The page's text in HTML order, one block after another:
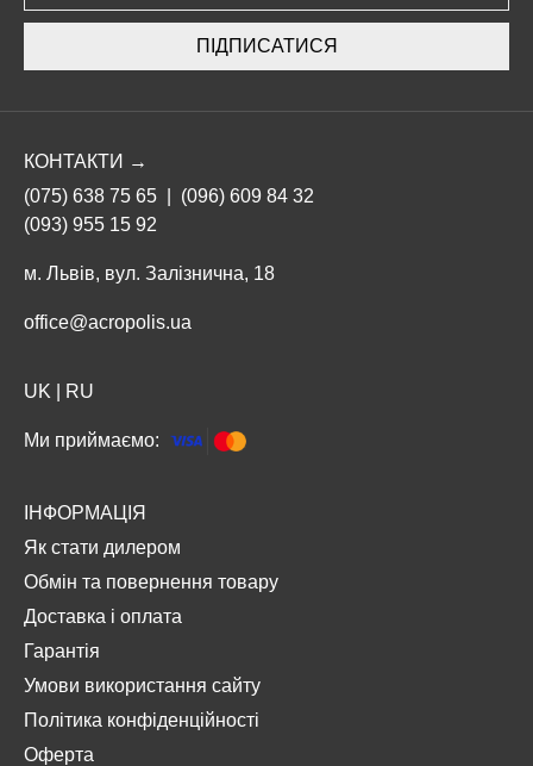
ПІДПИСАТИСЯ
КОНТАКТИ →
(075) 638 75 65
(096) 609 84 32
(093) 955 15 92
м. Львів, вул. Залізнична, 18
office@acropolis.ua
UK RU
Ми приймаємо:
ІНФОРМАЦІЯ
Як стати дилером
Обмін та повернення товару
Доставка і оплата
Гарантія
Умови використання сайту
Політика конфіденційності
Оферта